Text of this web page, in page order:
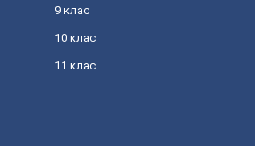
9 клас
10 клас
11 клас